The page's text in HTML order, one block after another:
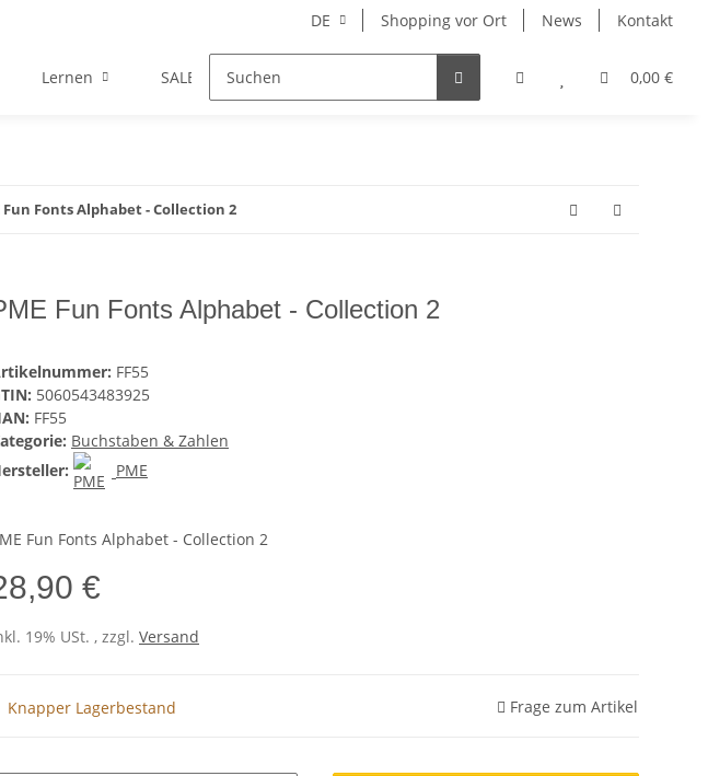
DE Shopping vor Ort News Kontakt
0,00 €
Lernen SALE Hersteller
Fun Fonts Alphabet - Collection 2
Fun Fonts Alphabet - Collection 2
FF55
5060543483925
FF55
Buchstaben & Zahlen
PME
Fun Fonts Alphabet - Collection 2
€
19% USt. , zzgl. Versand
Knapper Lagerbestand Frage zum Artikel